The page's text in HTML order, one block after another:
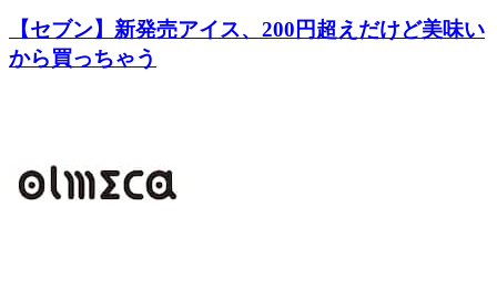
【セブン】新発売アイス、200円超えだけど美味い
から買っちゃう